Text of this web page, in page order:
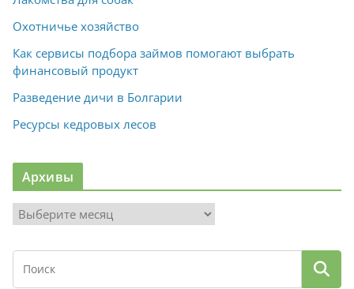
Охотничье хозяйство
Как сервисы подбора займов помогают выбрать
финансовый продукт
Разведение дичи в Болгарии
Ресурсы кедровых лесов
Архивы
р
х